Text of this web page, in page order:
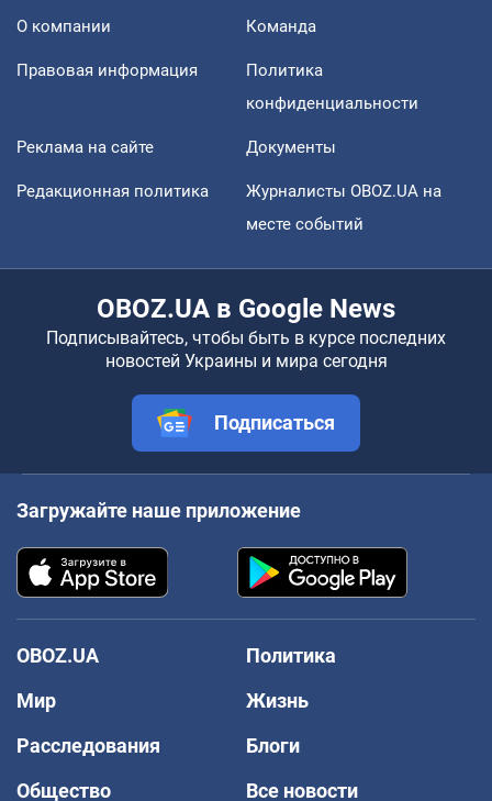
О компании Команда
Правовая информация
Политика
конфиденциальности
Реклама на сайте Документы
Редакционная политика
Журналисты OBOZ.UA на
месте событий
OBOZ.UA в Google News
Подписывайтесь, чтобы быть в курсе последних
новостей Украины и мира сегодня
Подписаться
Загружайте наше приложение
OBOZ.UA
Политика
Мир
Жизнь
Расследования
Блоги
Общество
Все новости